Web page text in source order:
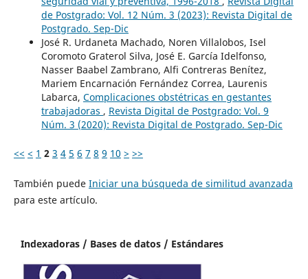
de Postgrado: Vol. 12 Núm. 3 (2023): Revista Digital de
Postgrado. Sep-Dic
José R. Urdaneta Machado, Noren Villalobos, Isel
Coromoto Graterol Silva, José E. García Idelfonso,
Nasser Baabel Zambrano, Alfi Contreras Benítez,
Mariem Encarnación Fernández Correa, Laurenis
Labarca, Complicaciones obstétricas en gestantes
trabajadoras , Revista Digital de Postgrado: Vol. 9
Núm. 3 (2020): Revista Digital de Postgrado. Sep-Dic
<< < 1 2 3 4 5 6 7 8 9 10 > >>
También puede Iniciar una búsqueda de similitud avanzada
para este artículo.
Indexadoras / Bases de datos / Estándares